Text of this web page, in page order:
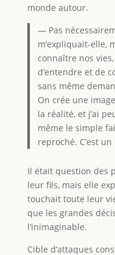
monde autour.
— Pas
m’expliquait-elle,
connaître nos
d’entendre et de
sans même
On crée une
la réalité, et j’ai
même le simple
reproché. C’est
Il était question des
leur fils, mais elle
touchait toute leur
que les grandes
l’inimaginable.
Cible d’attaques